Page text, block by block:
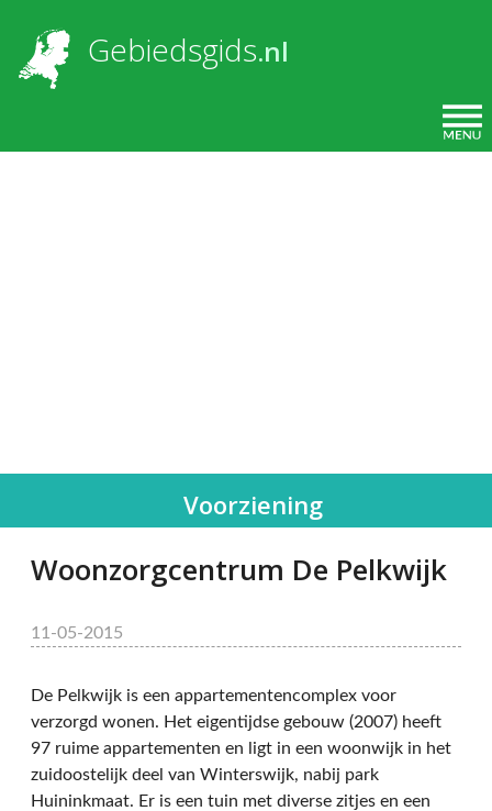
Voorziening
Gebiedsgids.nl
Woonzorgcentrum De Pelkwijk
11-05-2015
De Pelkwijk is een appartementencomplex voor
verzorgd wonen. Het eigentijdse gebouw (2007) heeft
97 ruime appartementen en ligt in een woonwijk in het
zuidoostelijk deel van Winterswijk, nabij park
Huininkmaat. Er is een tuin met diverse zitjes en een